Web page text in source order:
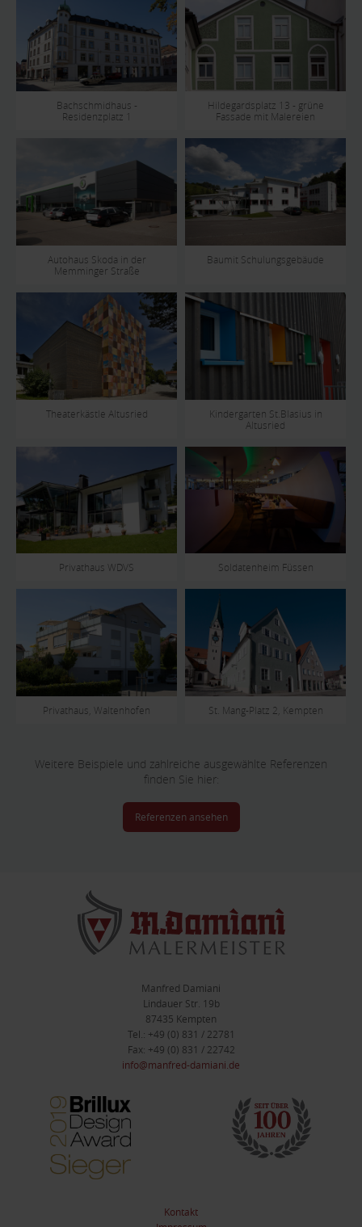
Bachschmidhaus -
Residenzplatz 1
Hildegardsplatz 13 - grüne
Fassade mit Malereien
Autohaus Skoda in der
Memminger Straße
Baumit Schulungsgebäude
Theaterkästle Altusried
Kindergarten St.Blasius in
Altusried
Privathaus WDVS Soldatenheim Füssen
Privathaus, Waltenhofen St. Mang-Platz 2, Kempten
Weitere Beispiele und zahlreiche ausgewählte Referenzen
finden Sie hier:
Referenzen ansehen
Manfred Damiani
Lindauer Str. 19b
87435 Kempten
Tel.: +49 (0) 831 / 22781
Fax: +49 (0) 831 / 22742
info@manfred-damiani.de
Kontakt